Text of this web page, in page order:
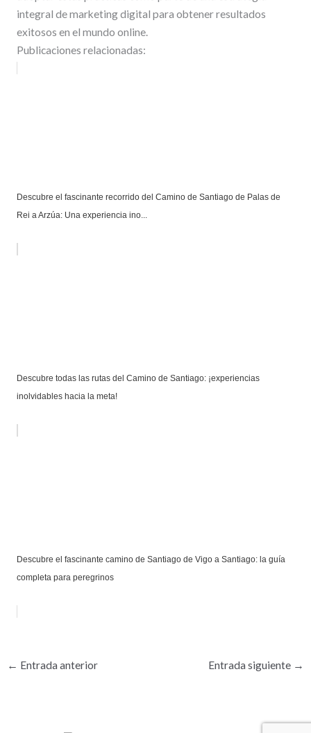
integral de marketing digital para obtener resultados
exitosos en el mundo online.
Publicaciones relacionadas:
Descubre el fascinante recorrido del Camino de Santiago de Palas de
Rei a Arzúa: Una experiencia ino...
Descubre todas las rutas del Camino de Santiago: ¡experiencias
inolvidables hacia la meta!
Descubre el fascinante camino de Santiago de Vigo a Santiago: la guía
completa para peregrinos
← Entrada anterior Entrada siguiente →